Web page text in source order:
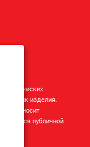
технических
изделия.
носит
публичной
РФ.